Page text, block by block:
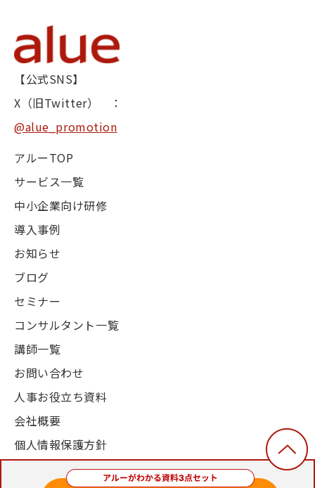
【公式SNS】
X（旧Twitter） ：
@alue_promotion
アルーTOP
サービス一覧
中小企業向け研修
導入事例
お知らせ
ブログ
セミナー
コンサルタント一覧
講師一覧
お問い合わせ
人事お役立ち資料
会社概要
個人情報保護方針